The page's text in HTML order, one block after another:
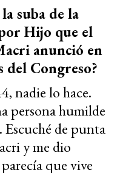
suba de la
Hijo que el
anunció en
del Congreso?
nadie lo hace.
persona humilde
Escuché de punta
y me dio
que vive